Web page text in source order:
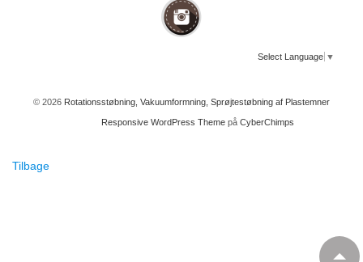
Select Language ▼
© 2026 Rotationsstøbning, Vakuumformning, Sprøjtestøbning af Plastemner
Responsive WordPress Theme på CyberChimps
Tilbage